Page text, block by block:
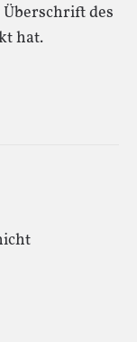
des
hat.